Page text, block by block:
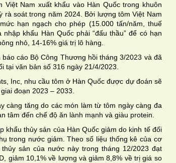
Nam xuất khẩu vào Hàn Quốc trong khuôn
rà soát trong năm 2024. Bởi lượng tôm Việt Nam
hạn ngạch cho phép (15.000 tấn/năm, thuế
khẩu Hàn Quốc phải “đấu thầu” để có hạn
nhỏ, 14-16% giá trị lô hàng.
cáo Bộ Công Thương hồi tháng 3/2023 và đã
văn bản số 316 ngày 21/4/2023.
Inc, nhu cầu tôm ở Hàn Quốc được dự đoán sẽ
đoạn 2023 – 2033.
càng tăng do các món làm từ tôm ngày càng đa
tâm đến chế độ ăn lành mạnh và giàu protein.
khẩu thủy sản của Hàn Quốc giảm do kinh tế đối
trong nước giảm. Theo số liệu thống kê của cơ
sản của nước này trong tháng 12/2023 đạt
giảm 10,1% về lượng và giảm 8,8% về trị giá so